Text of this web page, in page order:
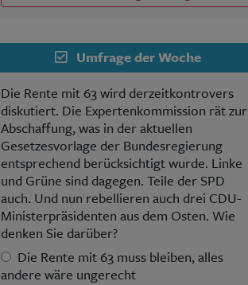
Umfrage der Woche
Die Rente mit 63 wird derzeitkontrovers
diskutiert. Die Expertenkommission rät zur
Abschaffung, was in der aktuellen
Gesetzesvorlage der Bundesregierung
entsprechend berücksichtigt wurde. Linke
und Grüne sind dagegen. Teile der SPD
auch. Und nun rebellieren auch drei CDU-
Ministerpräsidenten aus dem Osten. Wie
denken Sie darüber?
Die Rente mit 63 muss bleiben, alles
andere wäre ungerecht